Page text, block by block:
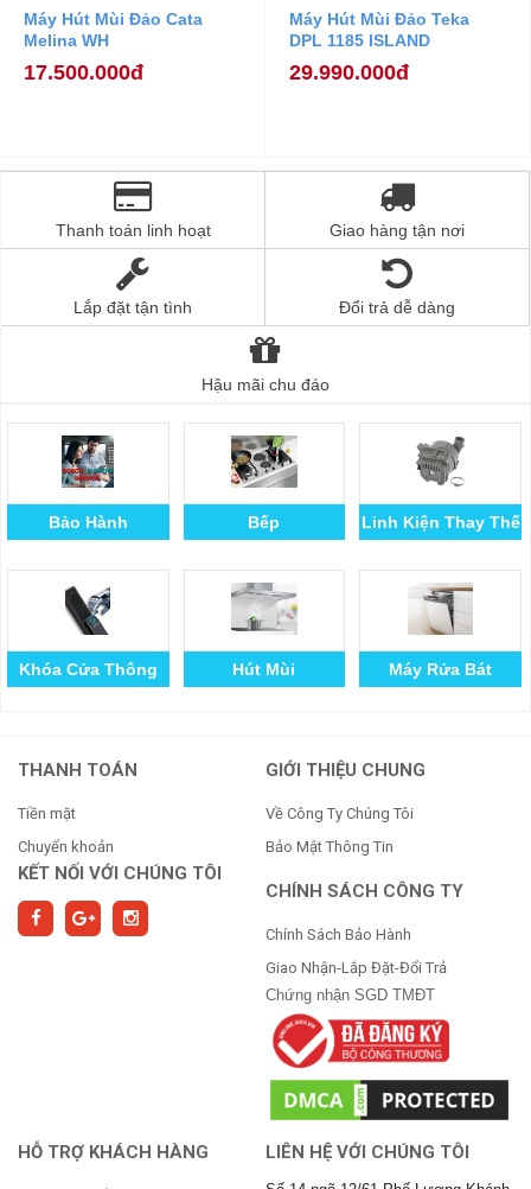
Máy Hút Mùi Đảo Cata
Melina WH
17.500.000đ
Máy Hút Mùi Đảo Teka
DPL 1185 ISLAND
29.990.000đ
Thanh toán linh hoạt Giao hàng tận nơi
Lắp đặt tận tình Đổi trả dễ dàng
Hậu mãi chu đáo
Bảo Hành Bếp Linh Kiện Thay Thế
Khóa Cửa Thông
Hút Mùi Máy Rửa Bát
THANH TOÁN
Tiền mặt
Chuyển khoản
KẾT NỐI VỚI CHÚNG TÔI
GIỚI THIỆU CHUNG
Về Công Ty Chúng Tôi
Bảo Mật Thông Tin
CHÍNH SÁCH CÔNG TY
Chính Sách Bảo Hành
Giao Nhận-Lắp Đặt-Đổi Trả
Chứng nhận SGD TMĐT
HỖ TRỢ KHÁCH HÀNG LIÊN HỆ VỚI CHÚNG TÔI